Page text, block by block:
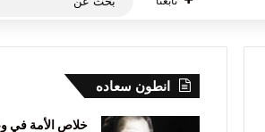
انطون سعاده
خلاص الأمة في